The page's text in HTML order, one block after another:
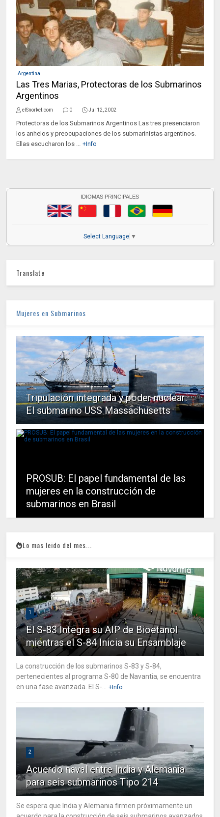
.Argentina
Las Tres Marias, Protectoras de los Submarinos
Argentinos
elSnorkel.com 0 Jul 12, 2002
Protectoras de los Submarinos Argentinos Las tres presenciaron
los anhelos y preocupaciones de los submarinistas argentinos.
Ellas escucharon los ... +Info
IDIOMAS PRINCIPALES
Select Language ▼
Translate
Mujeres en Submarinos
Tripulación integrada y poder nuclear:
El submarino USS Massachusetts
PROSUB: El papel fundamental de las
mujeres en la construcción de
submarinos en Brasil
Lo mas leido del mes...
1
El S-83 Integra su AIP de Bioetanol
mientras el S-84 Inicia su Ensamblaje
La construcción de los submarinos S-83 y S-84,
pertenecientes al programa S-80 de Navantia, se encuentra
en una fase avanzada. El S-...
+Info
2
Acuerdo naval entre India y Alemania
para seis submarinos Tipo 214
Se espera que India y Alemania firmen próximamente un